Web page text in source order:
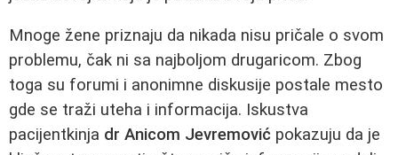
Mnoge žene priznaju da nikada nisu pričale o svom
problemu, čak ni sa najboljom drugaricom. Zbog
toga su forumi i anonimne diskusije postale mesto
gde se traži uteha i informacija. Iskustva
pacijentkinja dr Anicom Jevremović pokazuju da je